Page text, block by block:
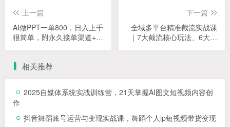
上一篇
AI做PPT一单800，日入上千
很简单，附永久接单渠道+工
下一篇
全域多平台精准截流实战课
｜7大截流核心玩法、6大平
相关推荐
2025自媒体系统实战训练营，21天掌握AI图文短视频内容创
作
抖音舞蹈账号运营与变现实战课，舞蹈个人ip短视频带货变现